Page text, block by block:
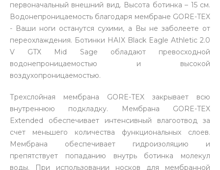
первоначальный внешний вид. Высота ботинка – 15 см.
Водонепроницаемость благодаря мембране GORE-TEX
- Ваши ноги останутся сухими, а Вы не заболеете от
переохлаждения. Ботинки HAIX Black Eagle Athletic 2.0
V GTX Mid Sage обладают превосходной
водонепроницаемостью и высокой
воздухопроницаемостью.
Трехслойная мембрана GORE-TEX закрывает всю
внутреннюю подкладку. Мембрана GORE-TEX
Extended обеспечивает интенсивный влагоотвод за
счет меньшего количества функциональных слоев.
Мембрана обеспечивает гидроизоляцию и
препятствует попаданию внутрь ботинка молекул
воды. При использовании носков для мембранной